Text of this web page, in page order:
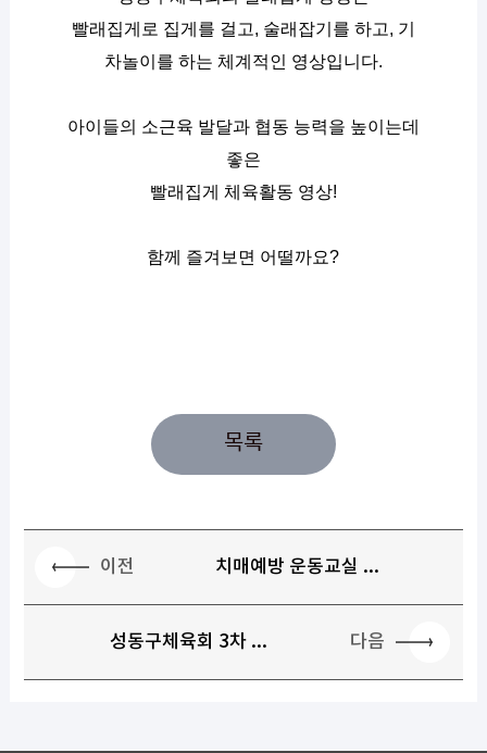
빨래집게로 집게를 걸고, 술래잡기를 하고, 기
차놀이를 하는 체계적인 영상입니다.
아이들의 소근육 발달과 협동 능력을 높이는데
좋은
빨래집게 체육활동 영상!
함께 즐겨보면 어떨까요?
목록
이전 치매예방 운동교실 ...
성동구체육회 3차 ... 다음